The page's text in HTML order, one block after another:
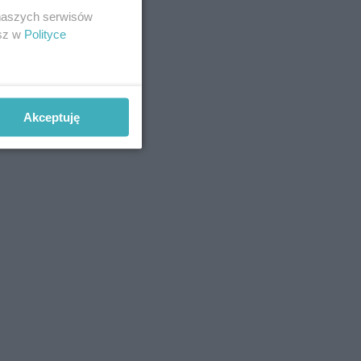
serwisów
w Polityce
Akceptuję